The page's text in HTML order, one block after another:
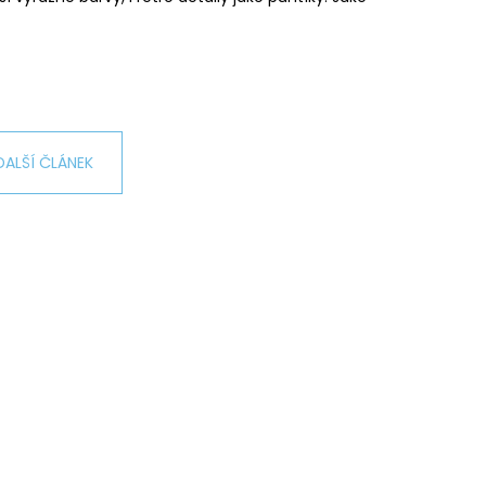
ČLÁNEK
ŠTĚSTÍ LIGHT